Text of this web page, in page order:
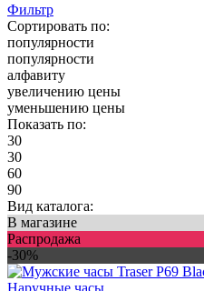
Фильтр
Сортировать по:
популярности
популярности
алфавиту
увеличению цены
уменьшению цены
Показать по:
30
30
60
90
Вид каталога:
В магазине
Распродажа
-30%